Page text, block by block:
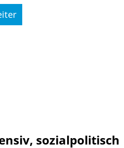
sozialpolitisch